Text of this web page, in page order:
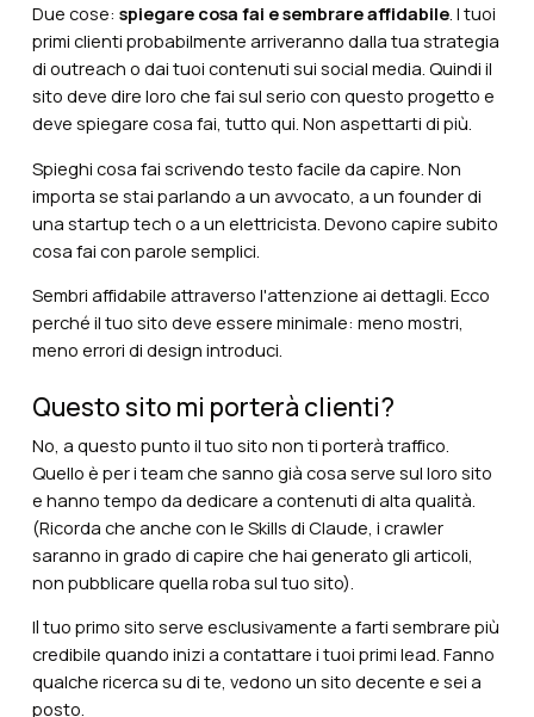
Due cose: spiegare cosa fai e sembrare affidabile. I tuoi
primi clienti probabilmente arriveranno dalla tua strategia
di outreach o dai tuoi contenuti sui social media. Quindi il
sito deve dire loro che fai sul serio con questo progetto e
deve spiegare cosa fai, tutto qui. Non aspettarti di più.
Spieghi cosa fai scrivendo testo facile da capire. Non
importa se stai parlando a un avvocato, a un founder di
una startup tech o a un elettricista. Devono capire subito
cosa fai con parole semplici.
Sembri affidabile attraverso l'attenzione ai dettagli. Ecco
perché il tuo sito deve essere minimale: meno mostri,
meno errori di design introduci.
Questo sito mi porterà clienti?
No, a questo punto il tuo sito non ti porterà traffico.
Quello è per i team che sanno già cosa serve sul loro sito
e hanno tempo da dedicare a contenuti di alta qualità.
(Ricorda che anche con le Skills di Claude, i crawler
saranno in grado di capire che hai generato gli articoli,
non pubblicare quella roba sul tuo sito).
Il tuo primo sito serve esclusivamente a farti sembrare più
credibile quando inizi a contattare i tuoi primi lead. Fanno
qualche ricerca su di te, vedono un sito decente e sei a
posto.